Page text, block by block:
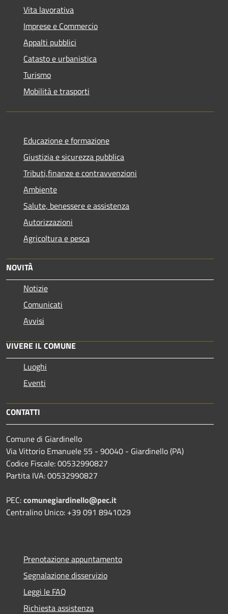
Vita lavorativa
Imprese e Commercio
Appalti pubblici
Catasto e urbanistica
Turismo
Mobilità e trasporti
Educazione e formazione
Giustizia e sicurezza pubblica
Tributi,finanze e contravvenzioni
Ambiente
Salute, benessere e assistenza
Autorizzazioni
Agricoltura e pesca
NOVITÀ
Notizie
Comunicati
Avvisi
VIVERE IL COMUNE
Luoghi
Eventi
CONTATTI
Comune di Giardinello
Via Vittorio Emanuele 55 - 90040 - Giardinello (PA)
Codice Fiscale: 00532990827
Partita IVA: 00532990827
PEC:comunegiardinello@pec.it
Centralino Unico: +39 091 8941029
Prenotazione appuntamento
Segnalazione disservizio
Leggi le FAQ
Richiesta assistenza